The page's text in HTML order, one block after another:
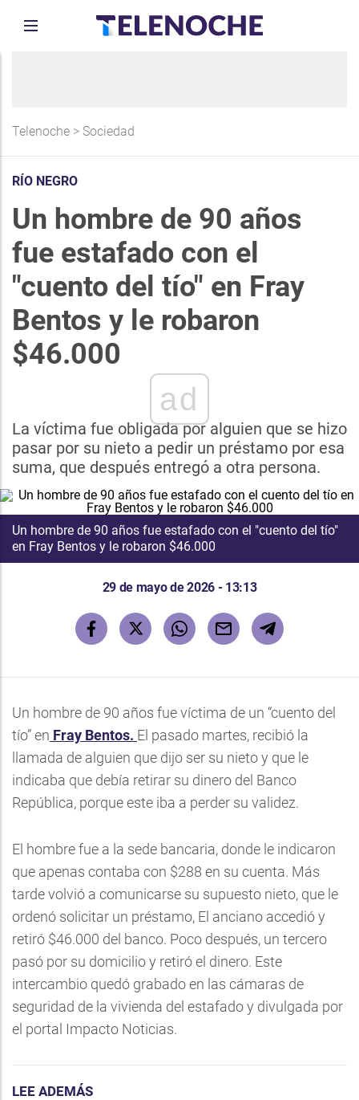
Telenoche > Sociedad
RÍO NEGRO
Un hombre de 90 años
fue estafado con el
"cuento del tío" en Fray
Bentos y le robaron
$46.000
ad
La víctima fue obligada por alguien que se hizo
pasar por su nieto a pedir un préstamo por esa
suma, que después entregó a otra persona.
Un hombre de 90 años fue estafado con el "cuento del tío"
en Fray Bentos y le robaron $46.000
29 de mayo de 2026 - 13:13
Un hombre de 90 años fue víctima de un “cuento del
tío” en Fray Bentos. El pasado martes, recibió la
llamada de alguien que dijo ser su nieto y que le
indicaba que debía retirar su dinero del Banco
República, porque este iba a perder su validez.
El hombre fue a la sede bancaria, donde le indicaron
que apenas contaba con $288 en su cuenta. Más
tarde volvió a comunicarse su supuesto nieto, que le
ordenó solicitar un préstamo, El anciano accedió y
retiró $46.000 del banco. Poco después, un tercero
pasó por su domicilio y retiró el dinero. Este
intercambio quedó grabado en las cámaras de
seguridad de la vivienda del estafado y divulgada por
el portal Impacto Noticias.
LEE ADEMÁS